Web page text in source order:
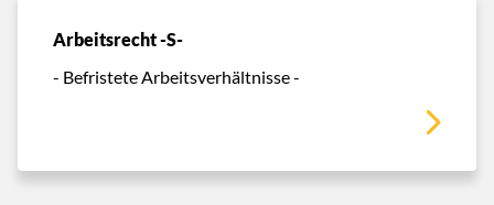
Arbeitsrecht -S-
- Befristete Arbeitsverhältnisse -